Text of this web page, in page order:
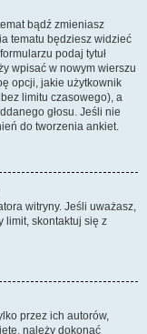
bądź zmieniasz
tematu będziesz widzieć
podaj tytuł
wpisać w nowym wierszu
opcji, jakie użytkownik
limitu czasowego), a
głosu. Jeśli nie
do tworzenia ankiet.
witryny. Jeśli uważasz,
limit, skontaktuj się z
przez ich autorów,
należy dokonać